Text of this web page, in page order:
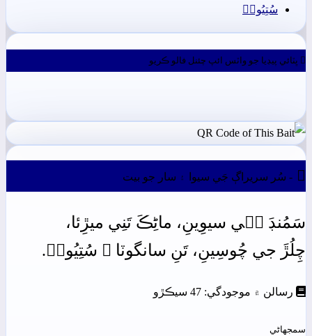
سُتِيُونۡ
ڀٽائي پيڊيا جو واٽس ائپ چئنل فالو ڪريو
 - سُر سريراڳ جَي سيوا ۽ سار جو بيت
سَمُنڊَ جٖي سيوِينِ، ماڻِڪَ تَنِي ميڙِئا،
چِلُڙَ جي چُوسِينِ،تَنِ سانگوٽا ۽ سُتِيُونۡ.
رسالن ۾ موجودگي: 47 سيڪڙو
سمجهاڻي